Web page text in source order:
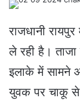
a
राजधानी
ले रही है। ताजा
इलाके में सामने
युवक पर चाकू से